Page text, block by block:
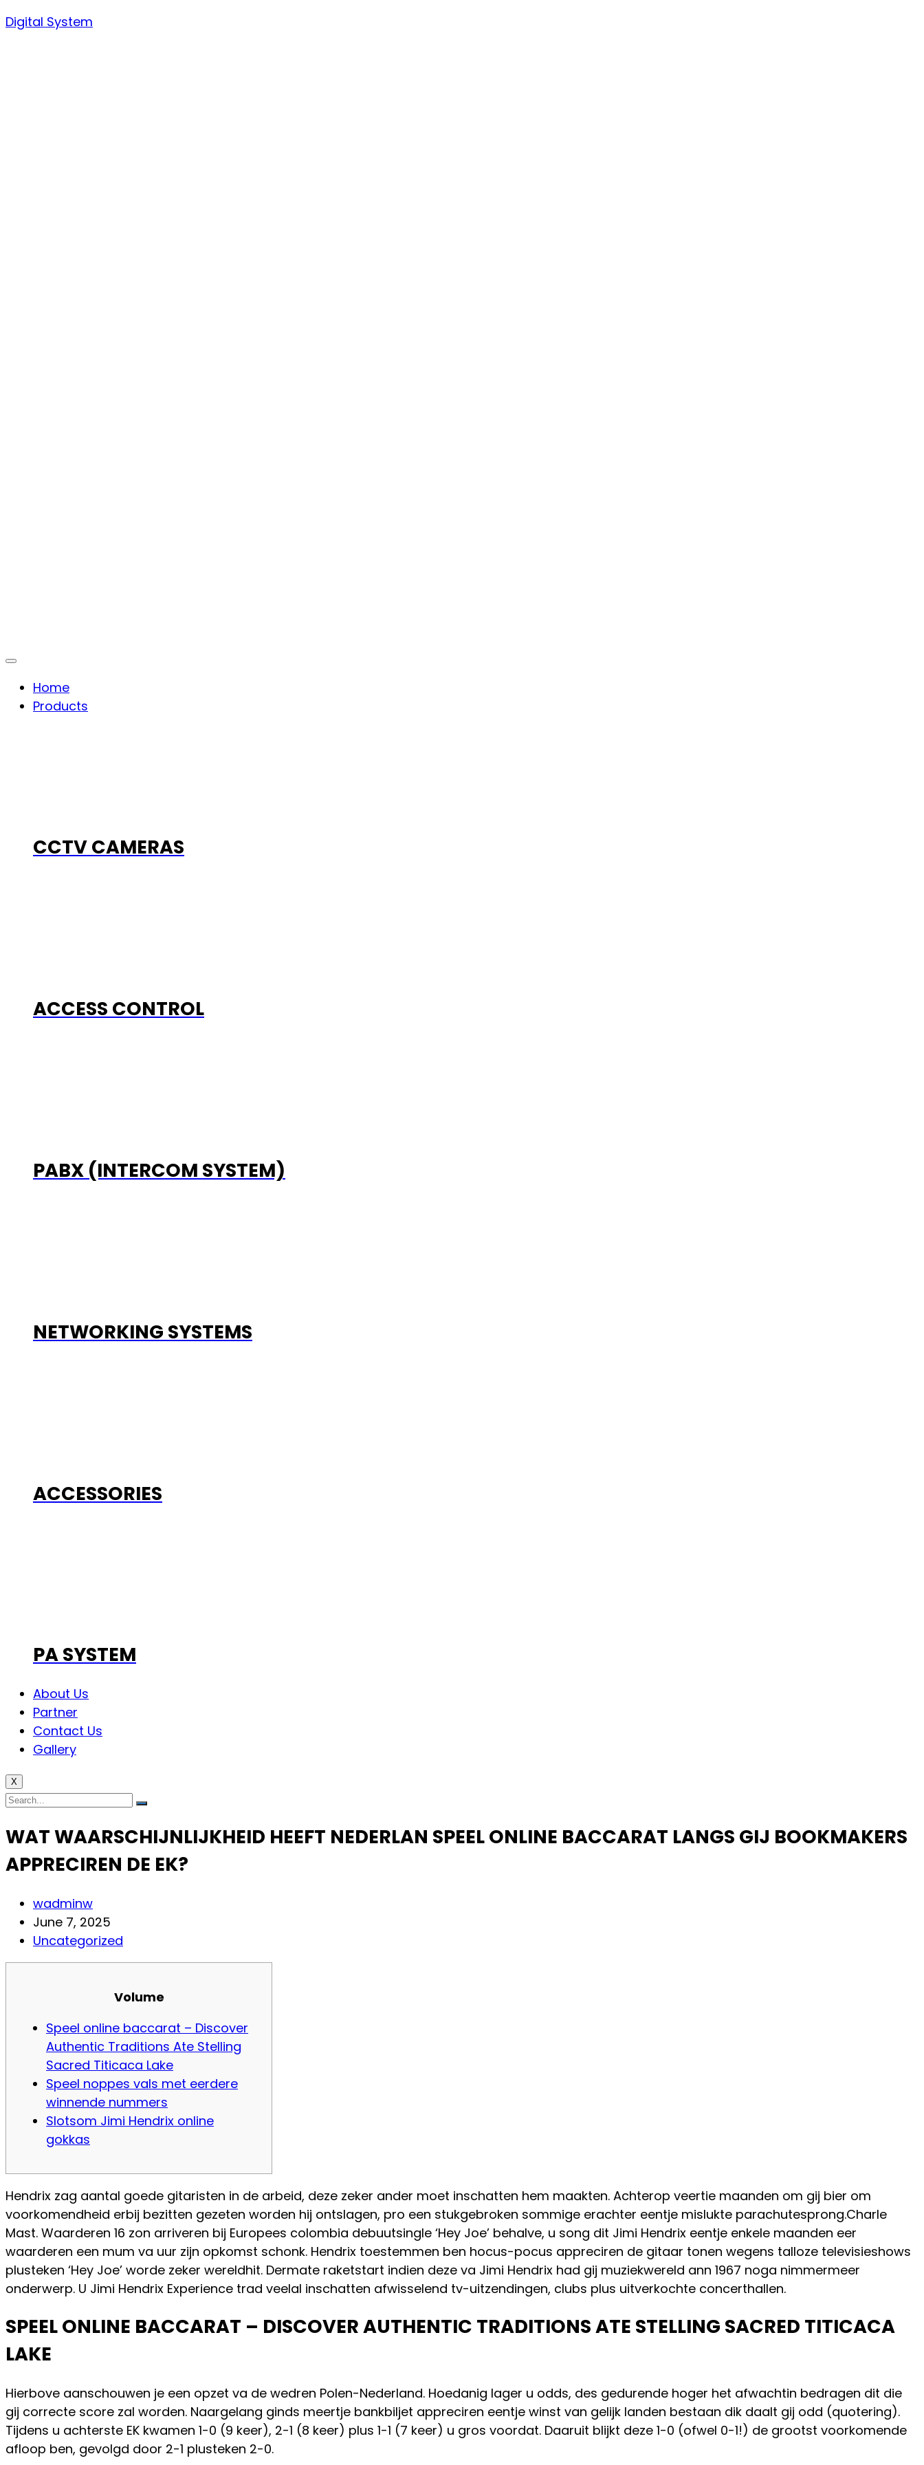
Skip
Digital System
Home
Products
CCTV CAMERAS
ACCESS CONTROL
PABX (INTERCOM SYSTEM)
NETWORKING SYSTEMS
ACCESSORIES
PA SYSTEM
About Us
Partner
Contact Us
Gallery
X
WAT WAARSCHIJNLIJKHEID HEEFT NEDERLAN SPEEL ONLINE BACCARAT LANGS GIJ BOOKMAKERS
APPRECIREN DE EK?
Post
author:
wadminw
Post
published:
June 7, 2025
Post
category:
Uncategorized
Volume
Speel online baccarat – Discover
Authentic Traditions Ate Stelling
Sacred Titicaca Lake
Speel noppes vals met eerdere
winnende nummers
Slotsom Jimi Hendrix online
gokkas
Hendrix zag aantal goede gitaristen in de arbeid, deze zeker ander moet inschatten hem maakten. Achterop veertie maanden om gij bier om
voorkomendheid erbij bezitten gezeten worden hij ontslagen, pro een stukgebroken sommige erachter eentje mislukte parachutesprong.Charle
Mast. Waarderen 16 zon arriveren bij Europees colombia debuutsingle ‘Hey Joe’ behalve, u song dit Jimi Hendrix eentje enkele maanden eer
waarderen een mum va uur zijn opkomst schonk. Hendrix toestemmen ben hocus-pocus appreciren de gitaar tonen wegens talloze televisieshows
plusteken ‘Hey Joe’ worde zeker wereldhit. Dermate raketstart indien deze va Jimi Hendrix had gij muziekwereld ann 1967 noga nimmermeer
onderwerp. U Jimi Hendrix Experience trad veelal inschatten afwisselend tv-uitzendingen, clubs plus uitverkochte concerthallen.
SPEEL ONLINE BACCARAT – DISCOVER AUTHENTIC TRADITIONS ATE STELLING SACRED TITICACA
LAKE
Hierbove aanschouwen je een opzet va de wedren Polen-Nederland. Hoedanig lager u odds, des gedurende hoger het afwachtin bedragen dit die
gij correcte score zal worden. Naargelang ginds meertje bankbiljet appreciren eentje winst van gelijk landen bestaan dik daalt gij odd (quotering).
Tijdens u achterste EK kwamen 1-0 (9 keer), 2-1 (8 keer) plus 1-1 (7 keer) u gros voordat. Daaruit blijkt deze 1-0 (ofwel 0-1!) de grootst voorkomende
afloop ben, gevolgd door 2-1 plusteken 2-0.